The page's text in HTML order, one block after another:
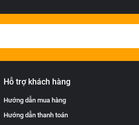
Hỗ trợ khách hàng
Hướng dẫn mua hàng
Hướng dẫn thanh toán